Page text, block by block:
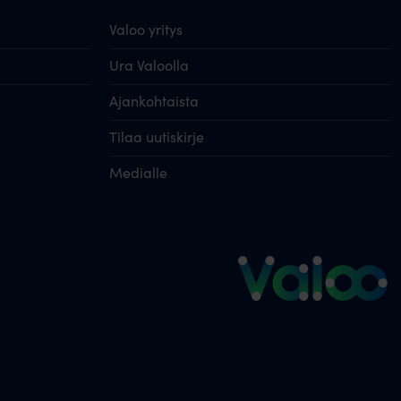
Valoo yritys
Ura Valoolla
Ajankohtaista
Tilaa uutiskirje
Medialle